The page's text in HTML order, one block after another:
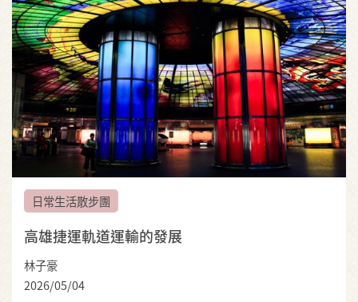
日常生活散步團
高雄捷運軌道運輸的發展
林子豪
2026/05/04